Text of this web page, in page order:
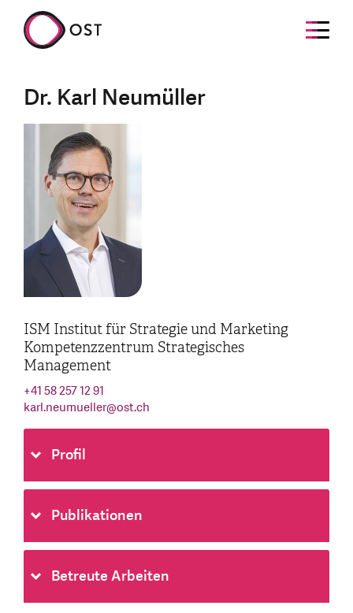
Dr. Karl Neumüller
ISM Institut für Strategie und Marketing
Kompetenzzentrum Strategisches
Management
+41 58 257 12 91
karl.neumueller@ost.ch
Profil
Publikationen
Betreute Arbeiten